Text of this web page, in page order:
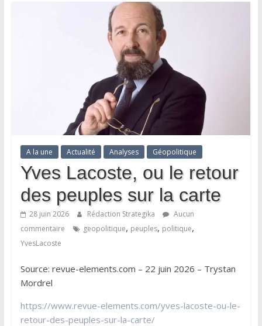
A la une Actualité Analyses Géopolitique
Yves Lacoste, ou le retour
des peuples sur la carte
28 juin 2026 Rédaction Strategika
Aucun
commentaire
geopolitique, peuples, politique,
YvesLacoste
Source: revue-elements.com – 22 juin 2026 – Trystan
Mordrel
https://www.revue-elements.com/yves-lacoste-ou-le-
retour-des-peuples-sur-la-carte/